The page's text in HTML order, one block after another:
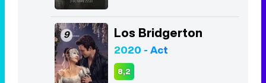
9 Los Bridgerton
2020 - Act
8,2